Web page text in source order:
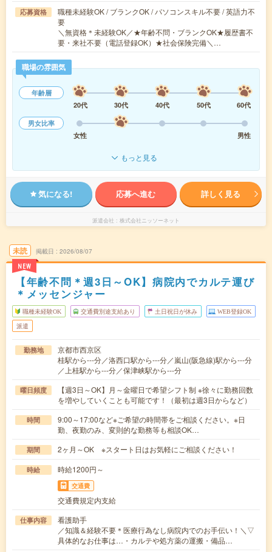
応募資格
職種未経験OK / ブランクOK / パソコンスキル不要 / 英語力不
要
＼無資格＊未経験OK／★年齢不問・ブランクOK★履歴書不
要・来社不要（電話登録OK）★社会保険完備＼…
職場の雰囲気
年齢層
20代
30代 40代 50代
60代
男女比率
女性
男性
もっと見る
気になる! 応募へ進む 詳しく見る
派遣会社 株式会社ニッソーネット
未読
NEW
掲載日 2026/08/07
【年齢不問＊週3日～OK】病院内でカルテ運び
＊メッセンジャー
職種未経験OK 交通費別途支給あり 土日祝日が休み WEB登録OK
派遣
勤務地
京都市西京区
桂駅から---分／洛西口駅から---分／嵐山(阪急線)駅から---分
／上桂駅から---分／保津峡駅から---分
曜日頻度
【週3日～OK】月～金曜日で希望シフト制 ※徐々に勤務回数
を増やしていくことも可能です！（最初は週3日からなど）
時間
9:00～17:00など※ご希望の時間帯をご相談ください。※日
勤、夜勤のみ、変則的な勤務等も相談OK…
期間 2ヶ月～OK ※スタート日はお気軽にご相談ください！
時給 時給1200円～
交通費
交通費規定内支給
仕事内容
看護助手
／知識＆経験不要＊医療行為なし病院内でのお手伝い！＼▽
具体的なお仕事は…・カルテや処方薬の運搬・備品…